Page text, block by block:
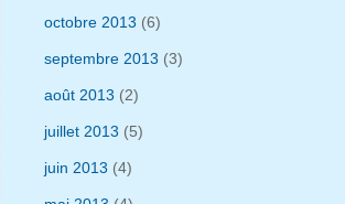
octobre 2013 (6)
septembre 2013 (3)
août 2013 (2)
juillet 2013 (5)
juin 2013 (4)